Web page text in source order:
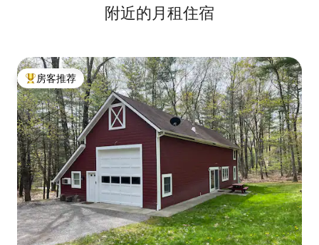
附近的月租住宿
热门「房客推荐」
房客推荐